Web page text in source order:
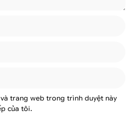
trang web trong trình duyệt này
của tôi.